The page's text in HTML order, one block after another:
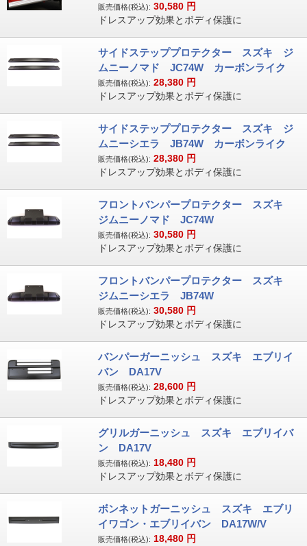
販売価格(税込): 30,580 円
ドレスアップ効果とボディ保護に
サイドステッププロテクター スズキ ジ
ムニーノマド JC74W カーボンライク
販売価格(税込): 28,380 円
ドレスアップ効果とボディ保護に
サイドステッププロテクター スズキ ジ
ムニーシエラ JB74W カーボンライク
販売価格(税込): 28,380 円
ドレスアップ効果とボディ保護に
フロントバンパープロテクター スズキ
ジムニーノマド JC74W
販売価格(税込): 30,580 円
ドレスアップ効果とボディ保護に
フロントバンパープロテクター スズキ
ジムニーシエラ JB74W
販売価格(税込): 30,580 円
ドレスアップ効果とボディ保護に
バンパーガーニッシュ スズキ エブリイ
バン DA17V
販売価格(税込): 28,600 円
ドレスアップ効果とボディ保護に
グリルガーニッシュ スズキ エブリイバ
ン DA17V
販売価格(税込): 18,480 円
ドレスアップ効果とボディ保護に
ボンネットガーニッシュ スズキ エブリ
イワゴン・エブリイバン DA17W/V
販売価格(税込): 18,480 円